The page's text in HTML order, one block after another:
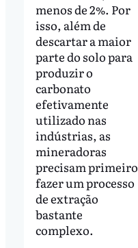
menos de 2%. Por
isso, além de
descartar a maior
parte do solo para
produzir o
carbonato
efetivamente
utilizado nas
indústrias, as
mineradoras
precisam primeiro
fazer um processo
de extração
bastante
complexo.